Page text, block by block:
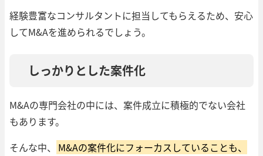
経験豊富なコンサルタントに担当してもらえるため、安心
してM&Aを進められるでしょう。
しっかりとした案件化
M&Aの専門会社の中には、案件成立に積極的でない会社
もあります。
そんな中、
M&Aの案件化にフォーカスしていることも、